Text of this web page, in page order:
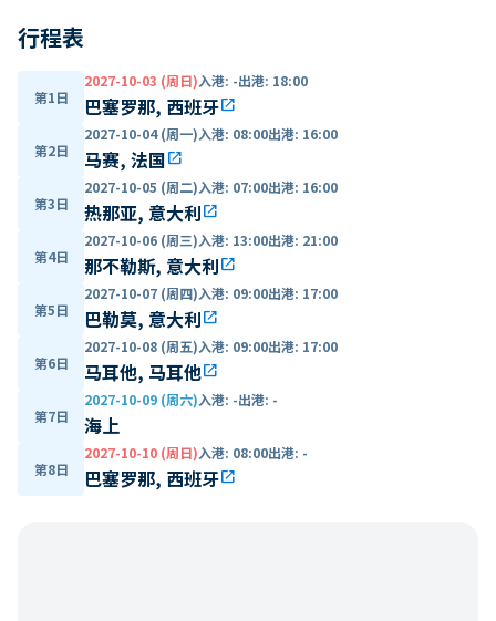
行程表
第1日
2027-10-03 (周日)入港: -出港: 18:00
巴塞罗那, 西班牙open_in_new
第2日
2027-10-04 (周一)入港: 08:00出港: 16:00
马赛, 法国open_in_new
第3日
2027-10-05 (周二)入港: 07:00出港: 16:00
热那亚, 意大利open_in_new
第4日
2027-10-06 (周三)入港: 13:00出港: 21:00
那不勒斯, 意大利open_in_new
第5日
2027-10-07 (周四)入港: 09:00出港: 17:00
巴勒莫, 意大利open_in_new
第6日
2027-10-08 (周五)入港: 09:00出港: 17:00
马耳他, 马耳他open_in_new
第7日
2027-10-09 (周六)入港: -出港: -
海上
第8日
2027-10-10 (周日)入港: 08:00出港: -
巴塞罗那, 西班牙open_in_new